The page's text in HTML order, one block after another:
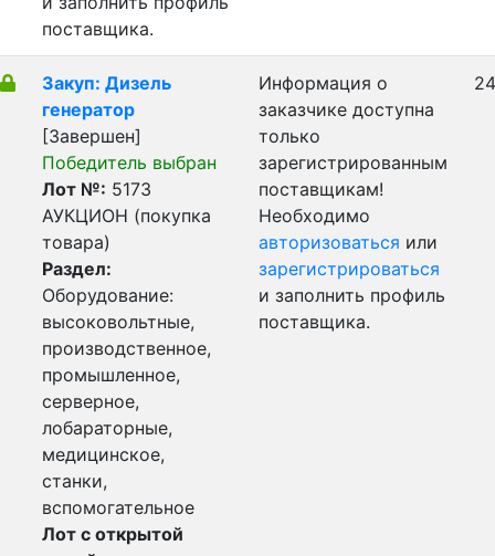
поставщика.
Закуп: Дизель
генератор
[Завершен]
Победитель выбран
Лот №: 5173
АУКЦИОН (покупка
товара)
Раздел:
Оборудование:
высоковольтные,
производственное,
промышленное,
серверное,
лобараторные,
медицинское,
станки,
вспомогательное
Лот с открытой
Информация о
заказчике доступна
только
зарегистрированным
поставщикам!
Необходимо
авторизоваться или
зарегистрироваться
и заполнить профиль
поставщика.